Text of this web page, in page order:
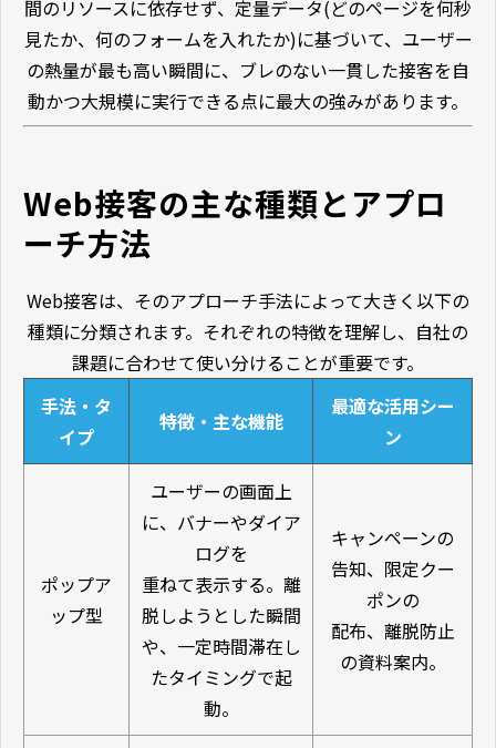
間のリソースに依存せず、定量データ(どのページを何秒
見たか、何のフォームを入れたか)に基づいて、ユーザー
の熱量が最も高い瞬間に、ブレのない一貫した接客を自
動かつ大規模に実行できる点に最大の強みがあります。
Web接客の主な種類とアプロ
ーチ方法
Web接客は、そのアプローチ手法によって大きく以下の
種類に分類されます。それぞれの特徴を理解し、自社の
課題に合わせて使い分けることが重要です。
手法・タ
イプ
特徴・主な機能
最適な活用シー
ン
ポップア
ップ型
ユーザーの画面上
に、バナーやダイア
ログを
重ねて表示する。離
脱しようとした瞬間
や、一定時間滞在し
たタイミングで起
動。
キャンペーンの
告知、限定クー
ポンの
配布、離脱防止
の資料案内。